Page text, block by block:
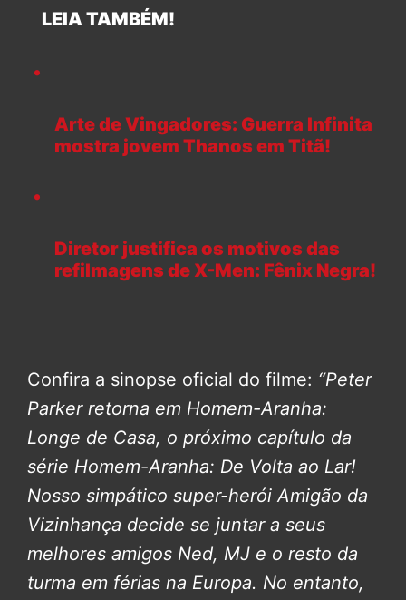
LEIA TAMBÉM!
Arte de Vingadores: Guerra Infinita
mostra jovem Thanos em Titã!
Diretor justifica os motivos das
refilmagens de X-Men: Fênix Negra!
Confira a sinopse oficial do filme: “Peter
Parker retorna em Homem-Aranha:
Longe de Casa, o próximo capítulo da
série Homem-Aranha: De Volta ao Lar!
Nosso simpático super-herói Amigão da
Vizinhança decide se juntar a seus
melhores amigos Ned, MJ e o resto da
turma em férias na Europa. No entanto,